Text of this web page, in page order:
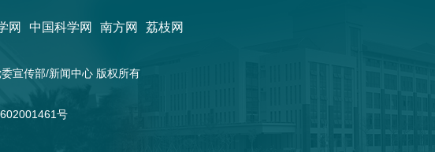
网 中国科学网 南方网 荔枝网
宣传部/新闻中心 版权所有
号